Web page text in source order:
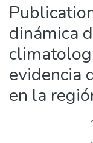
dinámica
evidencia
en la